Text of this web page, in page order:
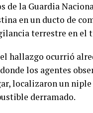
de la Guardia
en un ducto de
terrestre en el
hallazgo ocurrió
los agentes
localizaron un
derramado.